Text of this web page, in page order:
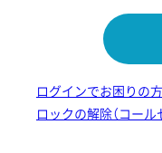
ログインでお困りの方
ロックの解除（コー